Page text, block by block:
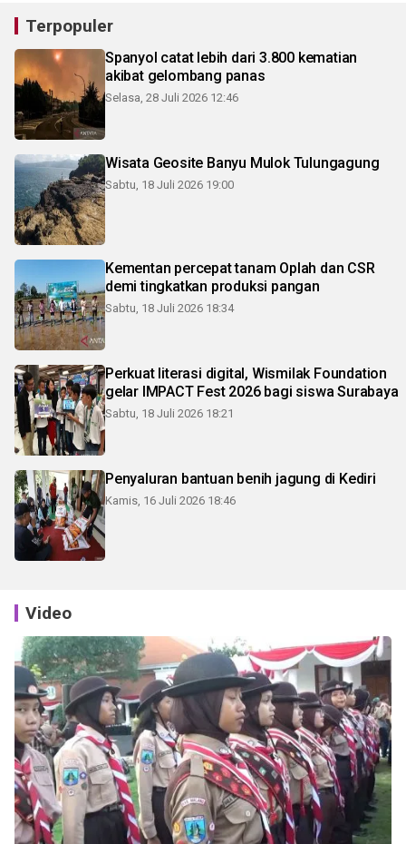
Terpopuler
Spanyol catat lebih dari 3.800 kematian
akibat gelombang panas
Selasa, 28 Juli 2026 12:46
Wisata Geosite Banyu Mulok Tulungagung
Sabtu, 18 Juli 2026 19:00
Kementan percepat tanam Oplah dan CSR
demi tingkatkan produksi pangan
Sabtu, 18 Juli 2026 18:34
Perkuat literasi digital, Wismilak Foundation
gelar IMPACT Fest 2026 bagi siswa Surabaya
Sabtu, 18 Juli 2026 18:21
Penyaluran bantuan benih jagung di Kediri
Kamis, 16 Juli 2026 18:46
Video